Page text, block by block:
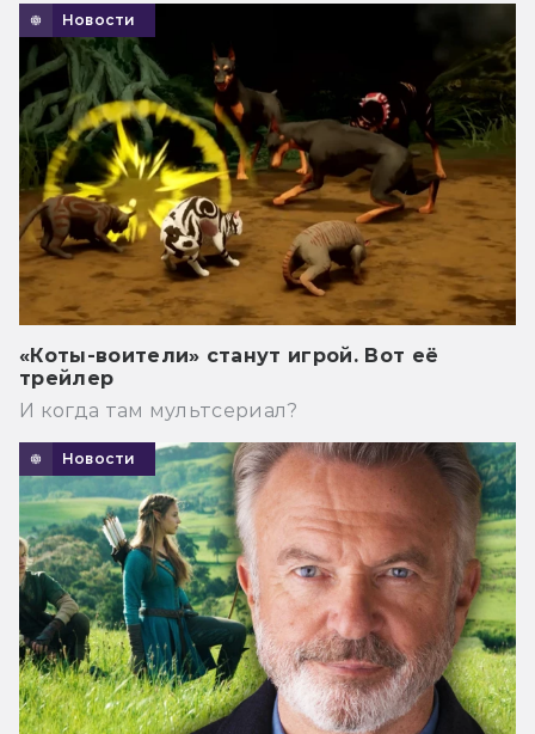
Новости
«Коты-воители» станут игрой. Вот её
трейлер
И когда там мультсериал?
Новости